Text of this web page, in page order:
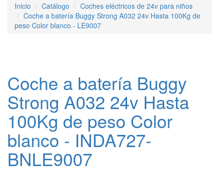
Inicio Catálogo
Coches eléctricos de 24v para niños
Coche a batería Buggy Strong A032 24v Hasta 100Kg de
peso Color blanco - LE9007
Coche a batería Buggy
Strong A032 24v Hasta
100Kg de peso Color
blanco - INDA727-
BNLE9007